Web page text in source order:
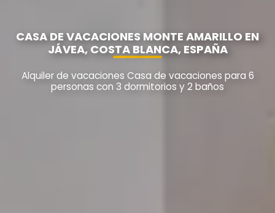
CASA DE VACACIONES MONTE AMARILLO EN
JÁVEA, COSTA BLANCA, ESPAÑA
Alquiler de vacaciones Casa de vacaciones para 6
personas con 3 dormitorios y 2 baños